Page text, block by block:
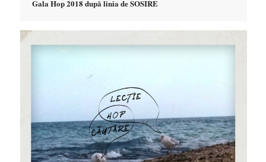
Gala Hop 2018 după linia de SOSIRE